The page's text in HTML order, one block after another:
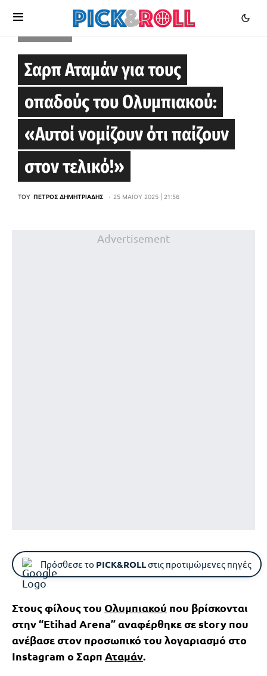
Σαρπ Αταμάν για τους
οπαδούς του Ολυμπιακού:
«Αυτοί νομίζουν ότι παίζουν
στον τελικό!»
ΤΟΥ ΠΈΤΡΟΣ ΔΗΜΗΤΡΙΆΔΗΣ 25 ΜΑΪ́ΟΥ 2025 | 21:56
Advertisement
Πρόσθεσε το PICK&ROLLστις προτιμώμενες πηγές
Στους φίλους του Ολυμπιακού που βρίσκονται
στην “Etihad Arena” αναφέρθηκε σε story που
ανέβασε στον προσωπικό του λογαριασμό στο
Instagram ο Σαρπ Αταμάν.